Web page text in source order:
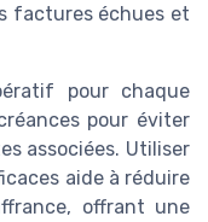
factures échues et
pour chaque
pour éviter
associées. Utiliser
aide à réduire
offrant une